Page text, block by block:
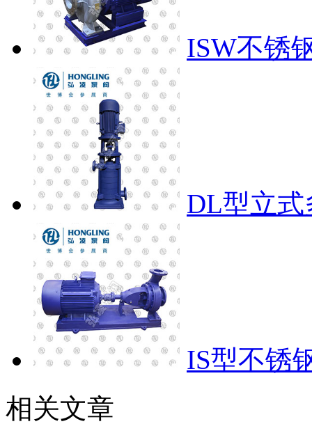
ISW不锈
DL型立
IS型不锈
相关文章